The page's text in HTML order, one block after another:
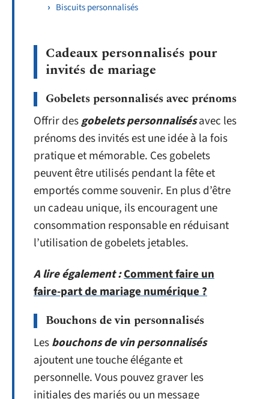
Biscuits personnalisés
Cadeaux personnalisés pour
invités de mariage
Gobelets personnalisés avec prénoms
Offrir desgobelets personnalisésavec les
prénoms des invités est une idée à la fois
pratique et mémorable. Ces gobelets
peuvent être utilisés pendant la fête et
emportés comme souvenir. En plus d’être
un cadeau unique, ils encouragent une
consommation responsable en réduisant
l’utilisation de gobelets jetables.
A lire également :Comment faire un
faire-part de mariage numérique ?
Bouchons de vin personnalisés
Lesbouchons de vin personnalisés
ajoutent une touche élégante et
personnelle. Vous pouvez graver les
initiales des mariés ou un message